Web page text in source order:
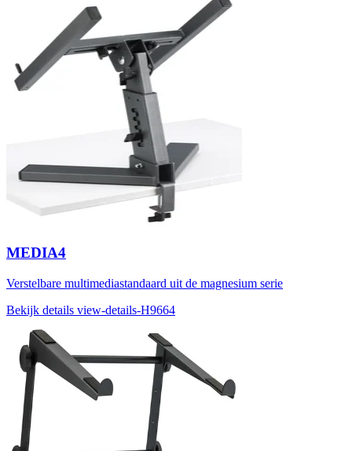
MEDIA4
Verstelbare multimediastandaard uit de magnesium serie
Bekijk details view-details-H9664